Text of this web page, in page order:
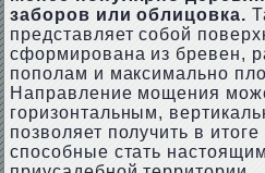
заборов или облицовка.
представляет собой
сформирована из бревен,
пополам и максимально
Направление мощения
горизонтальным,
позволяет получить в
способные стать